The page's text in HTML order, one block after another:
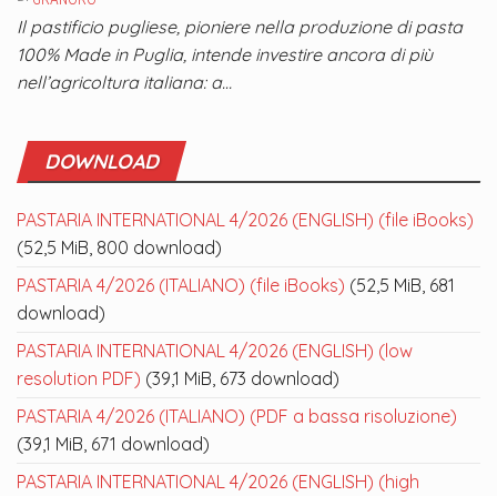
Il pastificio pugliese, pioniere nella produzione di pasta
100% Made in Puglia, intende investire ancora di più
nell’agricoltura italiana: a…
DOWNLOAD
PASTARIA INTERNATIONAL 4/2026 (ENGLISH) (file iBooks)
(52,5 MiB, 800 download)
PASTARIA 4/2026 (ITALIANO) (file iBooks) (52,5 MiB, 681
download)
PASTARIA INTERNATIONAL 4/2026 (ENGLISH) (low
resolution PDF) (39,1 MiB, 673 download)
PASTARIA 4/2026 (ITALIANO) (PDF a bassa risoluzione)
(39,1 MiB, 671 download)
PASTARIA INTERNATIONAL 4/2026 (ENGLISH) (high